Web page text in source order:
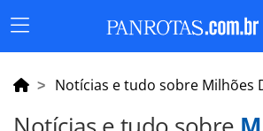
Menu
Principal
Notícias e tudo sobre Milhões